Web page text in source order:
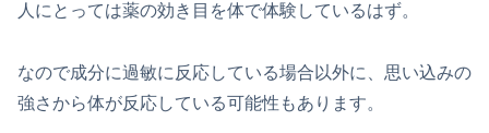
人にとっては薬の効き目を体で体験しているはず。
なので成分に過敏に反応している場合以外に、思い込みの
強さから体が反応している可能性もあります。